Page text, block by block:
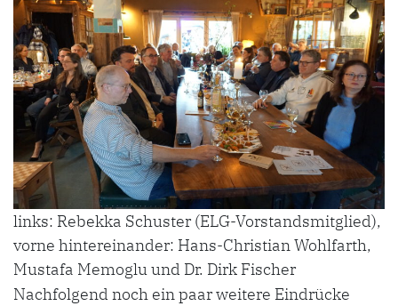
links: Rebekka Schuster (ELG-Vorstandsmitglied),
vorne hintereinander: Hans-Christian Wohlfarth,
Mustafa Memoglu und Dr. Dirk Fischer
Nachfolgend noch ein paar weitere Eindrücke